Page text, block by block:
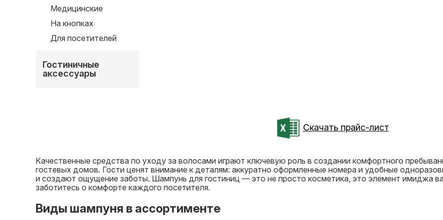
Медицинские
На кнопках
Для посетителей
Гостиничные
аксессуары
Скачать прайс-лист
Качественные средства по уходу за волосами играют ключевую роль в создании комфортного
гостевых домов. Гости ценят внимание к деталям: аккуратно оформленные номера и удобные
и создают ощущение заботы. Шампунь для гостиниц — это не просто косметика, это элемент имиджа
заботитесь о комфорте каждого посетителя.
Виды шампуня в ассортименте